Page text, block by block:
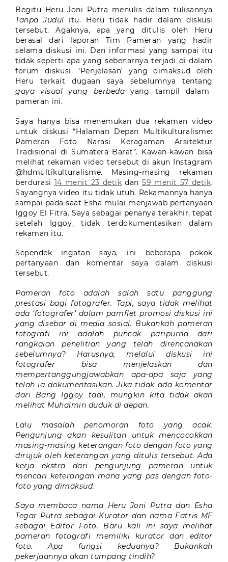
Begitu Heru Joni Putra menulis dalam tulisannya
Tanpa Judul itu. Heru tidak hadir dalam diskusi
tersebut. Agaknya, apa yang ditulis oleh Heru
berasal dari laporan Tim Pameran yang hadir
selama diskusi ini. Dan informasi yang sampai itu
tidak seperti apa yang sebenarnya terjadi di dalam
forum diskusi. ‘Penjelasan’ yang dimaksud oleh
Heru terkait dugaan saya sebelumnya tentang
gaya visual yang berbedayang tampil dalam
pameran ini.
Saya hanya bisa menemukan dua rekaman video
untuk diskusi “Halaman Depan Multikulturalisme:
Pameran Foto Narasi Keragaman Arsitektur
Tradisional di Sumatera Barat”. Kawan-kawan bisa
melihat rekaman video tersebut di akun Instagram
@hdmultikulturalisme. Masing-masing rekaman
berdurasi 14 menit 23 detik dan 59 menit 57 detik.
Sayangnya video itu tidak utuh. Rekamannya hanya
sampai pada saat Esha mulai menjawab pertanyaan
Iggoy El Fitra. Saya sebagai penanya terakhir, tepat
setelah Iggoy, tidak terdokumentasikan dalam
rekaman itu.
Sependek ingatan saya, ini beberapa pokok
pertanyaan dan komentar saya dalam diskusi
tersebut.
Pameran foto adalah salah satu panggung
prestasi bagi fotografer. Tapi, saya tidak melihat
ada ‘fotografer’ dalam pamflet promosi diskusi ini
yang disebar di media sosial. Bukankah pameran
fotografi ini adalah puncak paripurna dari
rangkaian penelitian yang telah direncanakan
sebelumnya? Harusnya, melalui diskusi ini
fotografer bisa menjelaskan dan
mempertanggungjawabkan apa-apa saja yang
telah ia dokumentasikan. Jika tidak ada komentar
dari Bang Iggoy tadi, mungkin kita tidak akan
melihat Muhaimin duduk di depan.
Lalu masalah penomoran foto yang acak.
Pengunjung akan kesulitan untuk mencocokkan
masing-masing keterangan foto dengan foto yang
dirujuk oleh keterangan yang ditulis tersebut. Ada
kerja ekstra dari pengunjung pameran untuk
mencari keterangan mana yang pas dengan foto-
foto yang dimaksud.
Saya membaca nama Heru Joni Putra dan Esha
Tegar Putra sebagai Kurator dan nama Fatris MF
sebagai Editor Foto. Baru kali ini saya melihat
pameran fotografi memiliki kurator dan editor
foto. Apa fungsi keduanya? Bukankah
pekerjaannya akan tumpang tindih?